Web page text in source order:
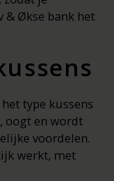
& Økse bank het
type kussens
oogt en wordt
voordelen.
werkt, met